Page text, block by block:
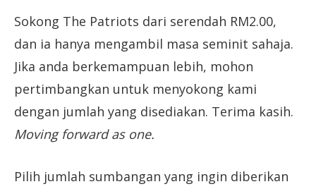
Sokong The Patriots dari serendah RM2.00,
dan ia hanya mengambil masa seminit sahaja.
Jika anda berkemampuan lebih, mohon
pertimbangkan untuk menyokong kami
dengan jumlah yang disediakan. Terima kasih.
Moving forward as one.
Pilih jumlah sumbangan yang ingin diberikan